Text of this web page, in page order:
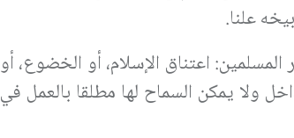
علنا.
اعتناق الإسلام، أو الخضوع، أو
ولا يمكن السماح لها مطلقا بالعمل في